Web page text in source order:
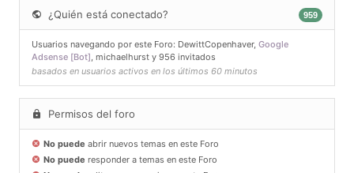
¿Quién está conectado? 959
Usuarios navegando por este Foro: DewittCopenhaver, Google
Adsense [Bot], michaelhurst y 956 invitados
basados en usuarios activos en los últimos 60 minutos
Permisos del foro
No puede abrir nuevos temas en este Foro
No puede responder a temas en este Foro